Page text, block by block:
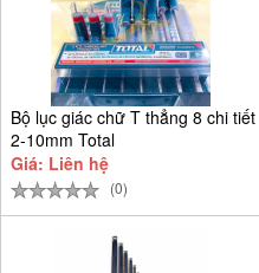
Bộ lục giác chữ T thẳng 8 chi tiết
2-10mm Total
Giá: Liên hệ
(0)